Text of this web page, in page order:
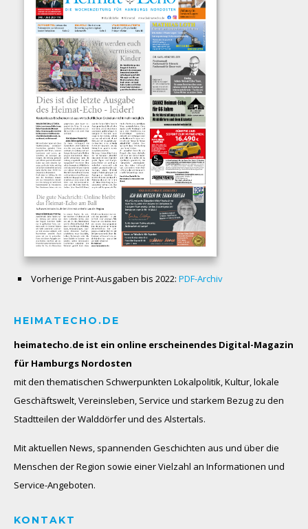
Vorherige Print-Ausgaben bis 2022: PDF-Archiv
HEIMATECHO.DE
heimatecho.de ist ein online erscheinendes Digital-Magazin
für Hamburgs Nordosten
mit den thematischen Schwerpunkten Lokalpolitik, Kultur, lokale
Geschäftswelt, Vereinsleben, Service und starkem Bezug zu den
Stadtteilen der Walddörfer und des Alstertals.
Mit aktuellen News, spannenden Geschichten aus und über die
Menschen der Region sowie einer Vielzahl an Informationen und
Service-Angeboten.
KONTAKT